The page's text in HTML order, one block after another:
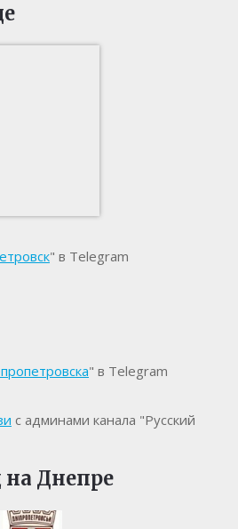
" в Telegram
" в Telegram
с админами канала "Русский
на Днепре